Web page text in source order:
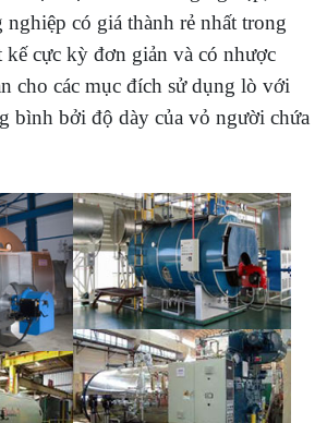
có giá thành rẻ nhất trong
cực kỳ đơn giản và có nhược
cho các mục đích sử dụng lò với
bình bởi độ dày của vỏ người chứa